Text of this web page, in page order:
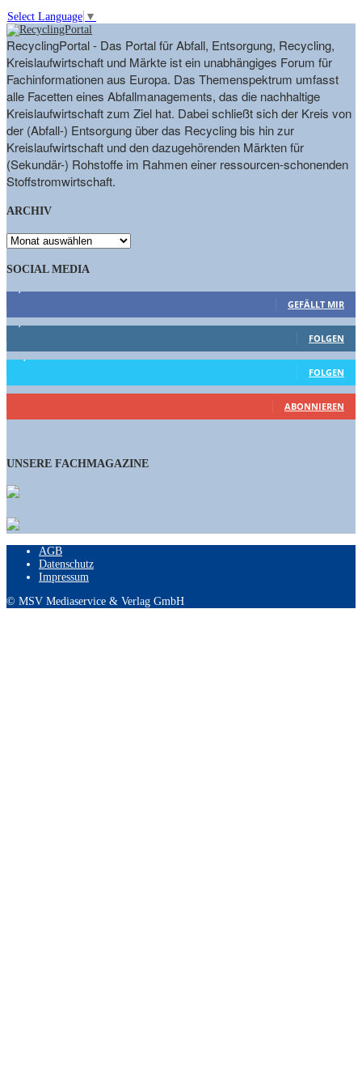
Select Language ▼
RecyclingPortal - Das Portal für Abfall, Entsorgung, Recycling,
Kreislaufwirtschaft und Märkte ist ein unabhängiges Forum für
Fachinformationen aus Europa. Das Themenspektrum umfasst
alle Facetten eines Abfallmanagements, das die nachhaltige
Kreislaufwirtschaft zum Ziel hat. Dabei schließt sich der Kreis von
der (Abfall-) Entsorgung über das Recycling bis hin zur
Kreislaufwirtschaft und den dazugehörenden Märkten für
(Sekundär-) Rohstoffe im Rahmen einer ressourcen-schonenden
Stoffstromwirtschaft.
ARCHIV
ARCHIV
SOCIAL MEDIA
GEFÄLLT MIR
1,662 Follower
FOLGEN
15,658 Follower
FOLGEN
461 Abonnenten
ABONNIEREN
UNSERE FACHMAGAZINE
AGB
Datenschutz
Impressum
© MSV Mediaservice & Verlag GmbH